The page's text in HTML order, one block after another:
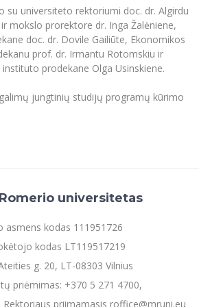
teatras
pop vokalinis ansamblis (vadovas Artūras
merginų choras
ir (ar) savišvietos būdu įgytų
vertinimas ir pripažinimas
organizavimas
mobilumas praktikoms (SMP)
galimybės
centras
Karaliaus Sedžiongo institutas
šalių studijų centras
gerovė
laboratorijos
aplinkos ir technologijų (HET)
dokumentai
etika
MRU
simbolika
centras
politika
akademija
studijos
studijos
ir kultūros vadovų MPA
bakalauro studijos
valdymo centras
interesų deklaravimas
naujiems darbuotojams
Moodle (studijų vykdymui)
Moodle (kompetencijų tobulinimui)
tvarkaraštis
su universiteto rektoriumi doc. dr. Algirdu
mokslo prorektore dr. Inga Žalėniene,
doc. dr. Dovile Gailiūte, Ekonomikos
prof. dr. Irmantu Rotomskiu ir
prodekane Olga Usinskiene.
jungtinių studijų programų kūrimo
universitetas
asmens kodas 111951726
kodas LT119517219
g. 20, LT-08303 Vilnius
priėmimas: +370 5 271 4700,
Rektoriaus priimamasis roffice@mruni.eu